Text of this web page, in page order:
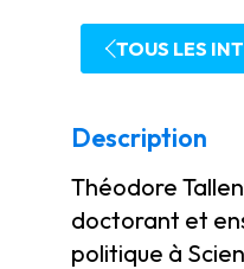
TOUS LES
Description
Théodore
doctorant et
politique à